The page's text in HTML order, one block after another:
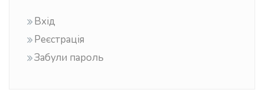
Вхід
Реєстрація
Забули пароль